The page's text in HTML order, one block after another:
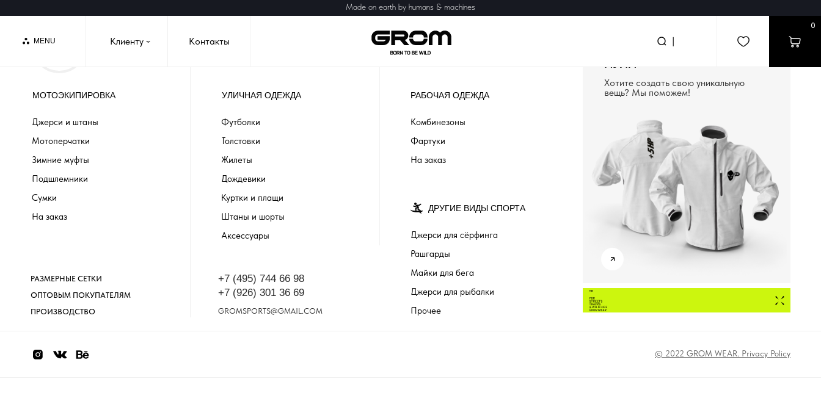
MENU
0
Клиенту search
Контакты
›
Made on earth by humans & machines
МОТОЭКИПИРОВКА
© 2022 GROM WEAR. Privacy Policy
УЛИЧНАЯ ОДЕЖДА РАБОЧАЯ ОДЕЖДА
СОЗДАДИМ ВЕЩЬ С
Хотите создать свою уникальную
вещь? Мы поможем!
ОПТОВЫМ ПОКУПАТЕЛЯМ
ПРОИЗВОДСТВО
+7 (926) 301 36 69
GROMSPORTS@GMAIL.COM
Джерси и штаны
Мотоперчатки
Зимние муфты
Подшлемники
Сумки
На заказ
Футболки
Толстовки
Жилеты
Дождевики
Куртки и плащи
Штаны и шорты
Аксессуары
Комбинезоны
Фартуки
На заказ
+7 (495) 744 66 98
РАЗМЕРНЫЕ СЕТКИ
ДРУГИЕ ВИДЫ СПОРТА
Джерси для сёрфинга
Рашгарды
Майки для бега
Джерси для рыбалки
Прочее